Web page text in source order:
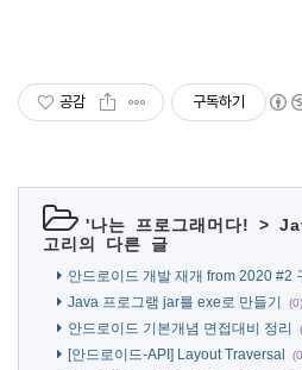
공감 구독하기
'나는 프로그래머다! >
고리의 다른 글
안드로이드 개발 재개 from 2020 #2
Java 프로그램 jar를 exe로 만들기 (0)
안드로이드 기본개념 면접대비 정리
[안드로이드-API] Layout Traversal